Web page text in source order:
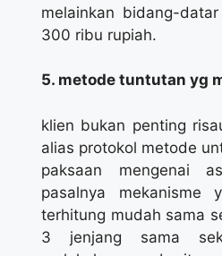
melainkan bidang-
300 ribu rupiah.
5. metode tuntutan yg
klien bukan penting
alias protokol metode
paksaan mengenai
pasalnya mekanisme
terhitung mudah sama
3 jenjang sama